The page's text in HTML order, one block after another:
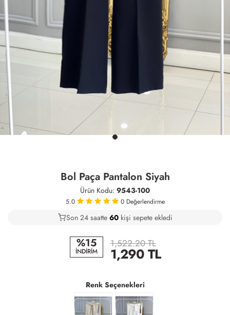
Bol Paça Pantalon Siyah
Ürün Kodu: 9543-100
5.0 0 Değerlendirme
42
Son 24 saatte 60kişi sepete ekledi
12
%15
İNDİRİM
1,522.20 TL
1,290TL
Renk Seçenekleri